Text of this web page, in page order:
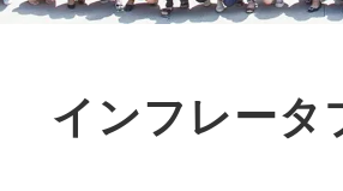
インフレータ